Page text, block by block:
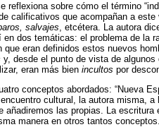
reflexiona sobre cómo el término
calificativos que acompañan a este
salvajes, etcétera. La autora
dos temáticas: el problema de la
eran definidos estos nuevos
y, desde el punto de vista de algunos
eran más bien incultos por
conceptos abordados: “Nueva
cultural, la autora misma,
las propias. La
manera en otros tantos conceptos.